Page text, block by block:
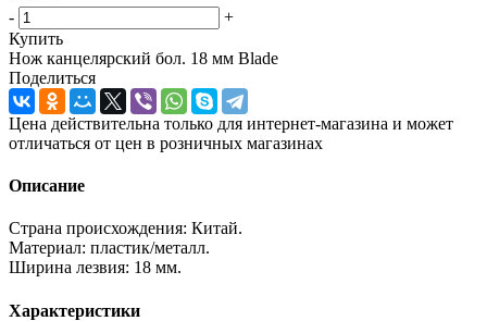
-
+
Купить
Нож канцелярский бол. 18 мм Blade
Поделиться
Цена действительна только для интернет-магазина и может
отличаться от цен в розничных магазинах
Описание
Страна происхождения: Китай.
Материал: пластик/металл.
Ширина лезвия: 18 мм.
Характеристики